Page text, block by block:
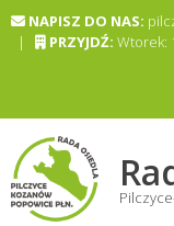
Skip NAPISZ DO NAS:
|
PRZYJDŹ: Wtorek: